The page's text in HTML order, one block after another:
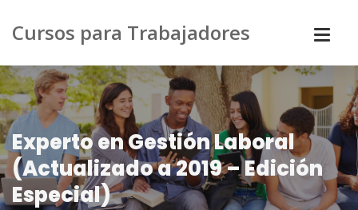
Cursos para Trabajadores
Experto en Gestión Laboral
(Actualizado a 2019 – Edición
Especial)